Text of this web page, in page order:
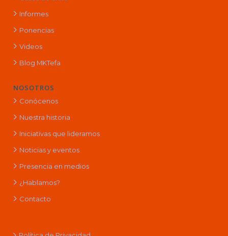
Informes
Ponencias
Videos
Blog MKTefa
NOSOTROS
Conócenos
Nuestra historia
Iniciativas que lideramos
Noticias y eventos
Presencia en medios
¿Hablamos?
Contacto